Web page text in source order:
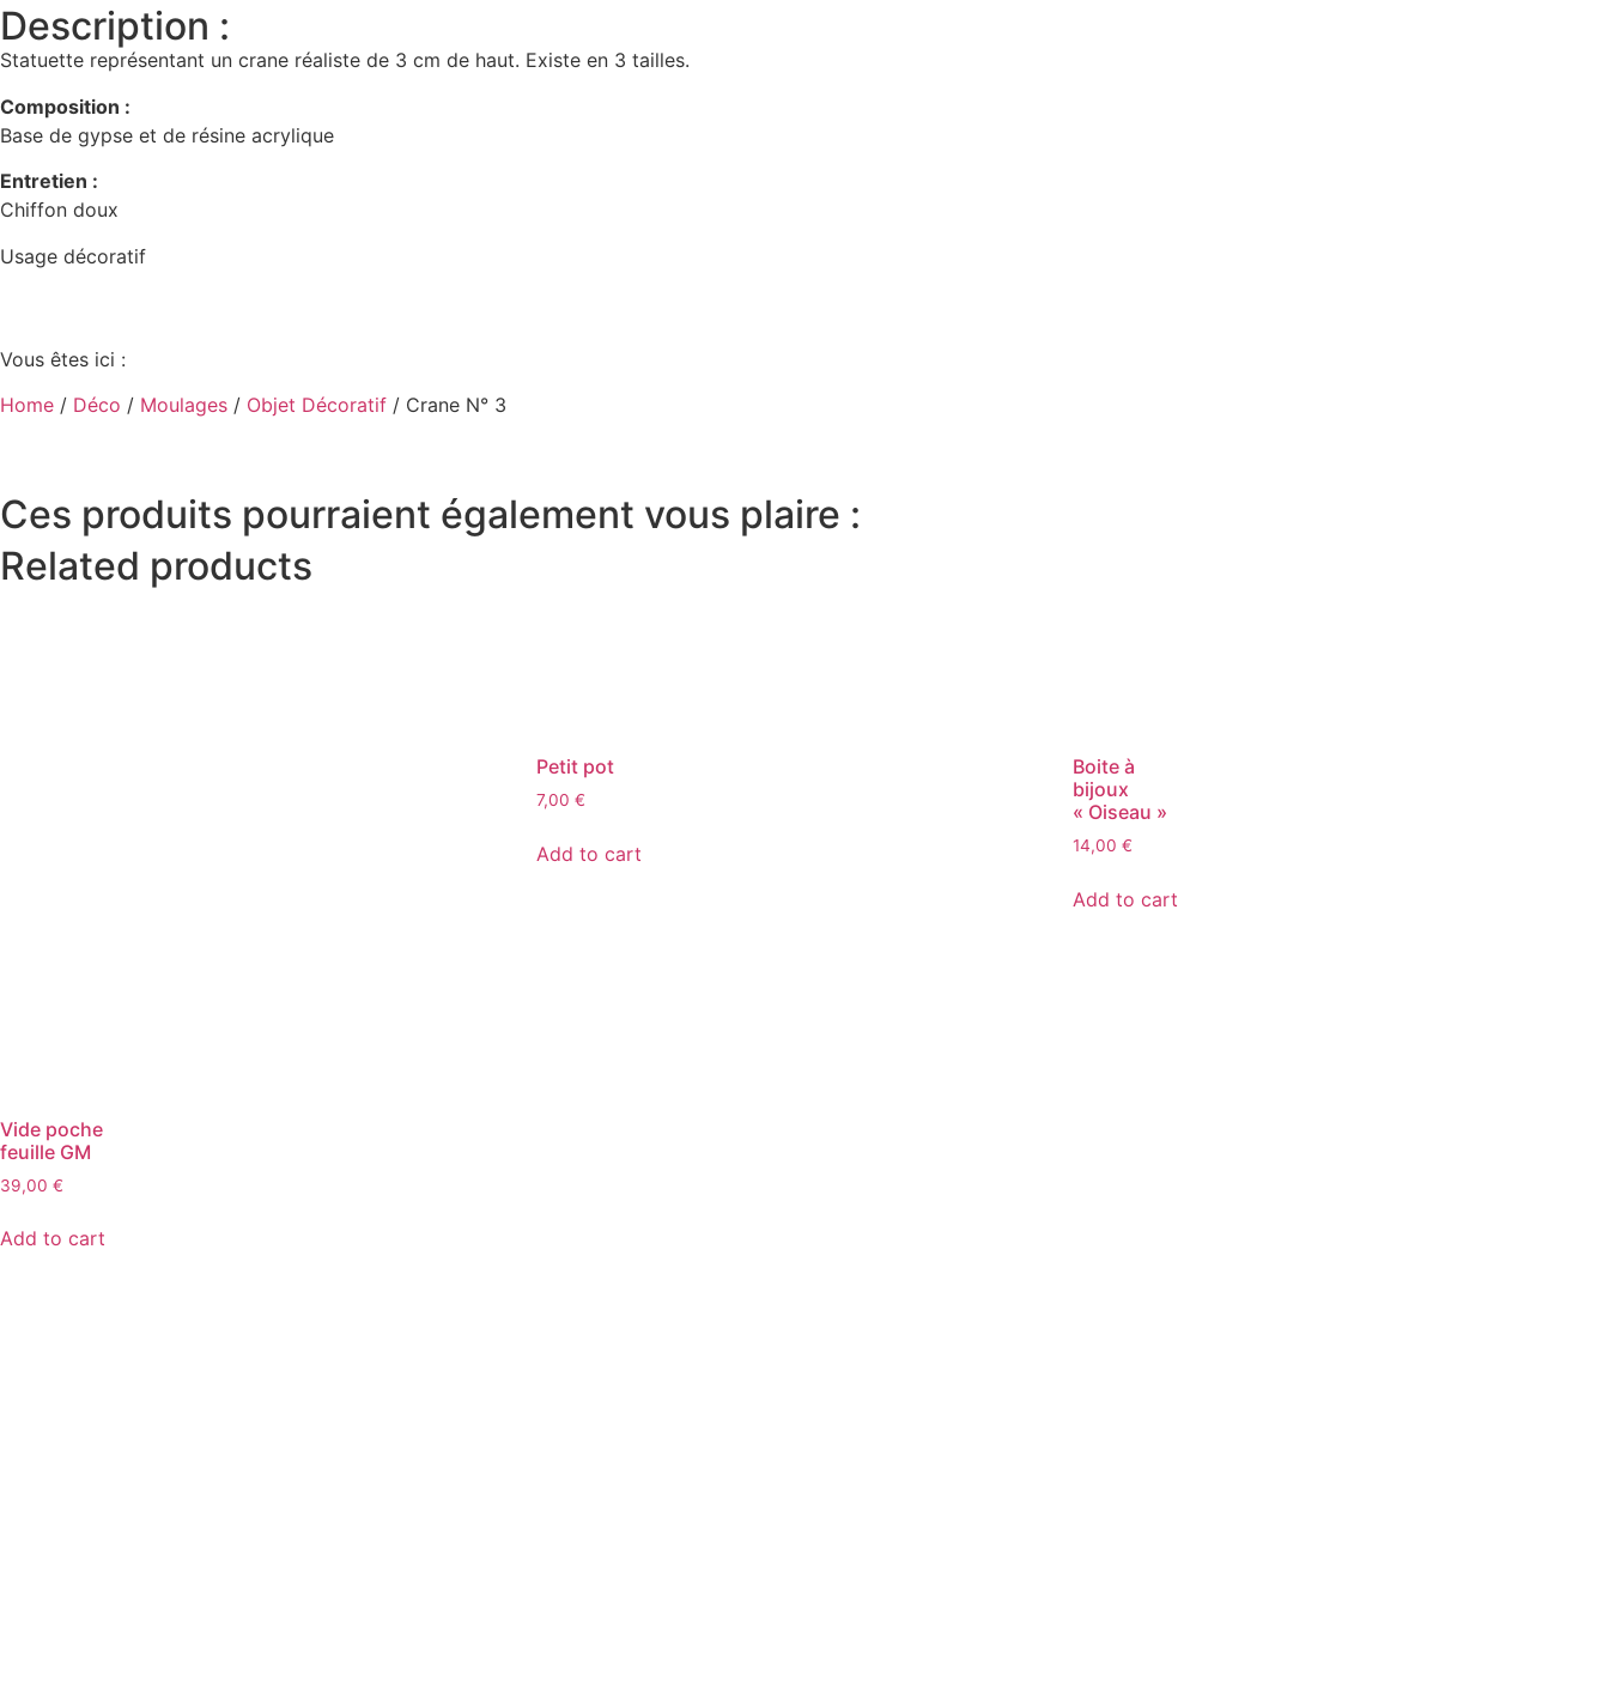
Description :
Statuette représentant un crane réaliste de 3 cm de haut. Existe en 3 tailles.
Composition :
Base de gypse et de résine acrylique
Entretien :
Chiffon doux
Usage décoratif
Vous êtes ici :
Home / Déco / Moulages / Objet Décoratif / Crane N° 3
Ces produits pourraient également vous plaire :
Related products
Petit pot
7,00 €
Add to cart
Boite à
bijoux
« Oiseau »
14,00 €
Add to cart
Vide poche
feuille GM
39,00 €
Add to cart